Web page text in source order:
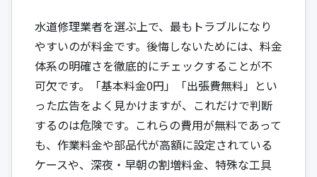
水道修理業者を選ぶ上で、最もトラブルになり
やすいのが料金です。後悔しないためには、料金
体系の明確さを徹底的にチェックすることが不
可欠です。「基本料金0円」「出張費無料」とい
った広告をよく見かけますが、これだけで判断
するのは危険です。これらの費用が無料であって
も、作業料金や部品代が高額に設定されている
ケースや、深夜・早朝の割増料金、特殊な工具